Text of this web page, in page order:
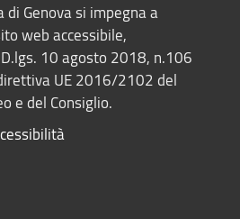
Genova si impegna a
web accessibile,
10 agosto 2018, n.106
UE 2016/2102 del
e del Consiglio.